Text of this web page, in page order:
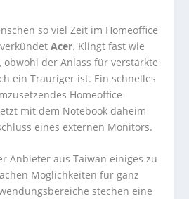
so viel Zeit im Homeoffice
verkündetAcer. Klingt fast wie
obwohl der Anlass für verstärkte
ein Trauriger ist. Ein schnelles
Homeoffice-
mit dem Notebook daheim
eines externen Monitors.
Anbieter aus Taiwan einiges zu
Möglichkeiten für ganz
stechen eine